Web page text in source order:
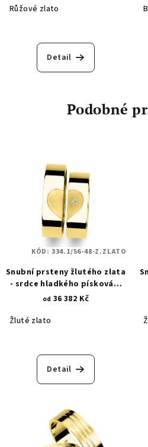
Růžové zlato
Detail
Podobné
Snubní prsteny žlutého zlata
- srdce hladkého pískování
334.1
od 36 382 Kč
Žluté zlato
Detail
KÓD: 334.1/56-48-Z.ZLATO